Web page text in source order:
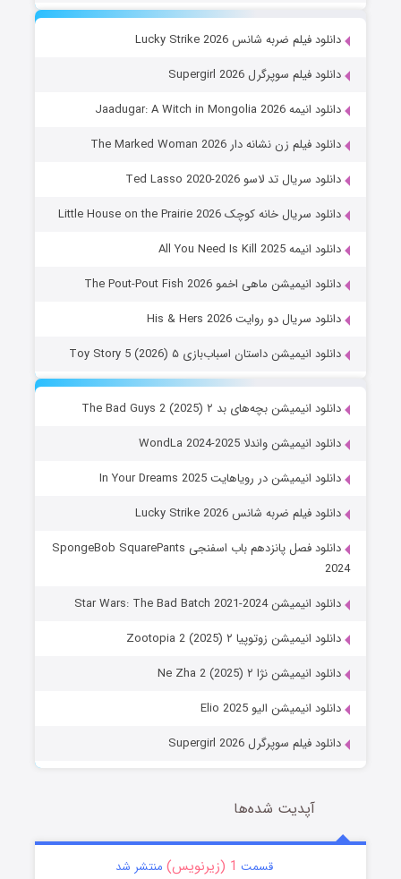
دانلود فیلم ضربه شانس Lucky Strike 2026
دانلود فیلم سوپرگرل Supergirl 2026
دانلود انیمه Jaadugar: A Witch in Mongolia 2026
دانلود فیلم زن نشانه دار The Marked Woman 2026
دانلود سریال تد لاسو Ted Lasso 2020-2026
دانلود سریال خانه کوچک Little House on the Prairie 2026
دانلود انیمه All You Need Is Kill 2025
دانلود انیمیشن ماهی اخمو The Pout-Pout Fish 2026
دانلود سریال دو روایت His & Hers 2026
دانلود انیمیشن داستان اسباب‌بازی ۵ Toy Story 5 (2026)
دانلود انیمیشن بچه‌های بد ۲ The Bad Guys 2 (2025)
دانلود انیمیشن واندلا WondLa 2024-2025
دانلود انیمیشن در رویاهایت In Your Dreams 2025
دانلود فیلم ضربه شانس Lucky Strike 2026
دانلود فصل پانزدهم باب اسفنجی SpongeBob SquarePants
2024
دانلود انیمیشن Star Wars: The Bad Batch 2021-2024
دانلود انیمیشن زوتوپیا ۲ Zootopia 2 (2025)
دانلود انیمیشن نژا ۲ Ne Zha 2 (2025)
دانلود انیمیشن الیو Elio 2025
دانلود فیلم سوپرگرل Supergirl 2026
آپدیت شده‌ها
قسمت 1 (زیرنویس) منتشر شد